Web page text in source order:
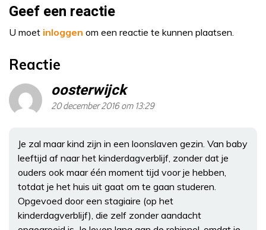
Geef een reactie
U moet inloggen om een reactie te kunnen plaatsen.
Reactie
oosterwijck
20 december 2016 om 13:29
Je zal maar kind zijn in een loonslaven gezin. Van baby
leeftijd af naar het kinderdagverblijf, zonder dat je
ouders ook maar één moment tijd voor je hebben,
totdat je het huis uit gaat om te gaan studeren.
Opgevoed door een stagiaire (op het
kinderdagverblijf), die zelf zonder aandacht